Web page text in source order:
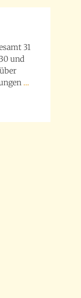
31
und
…